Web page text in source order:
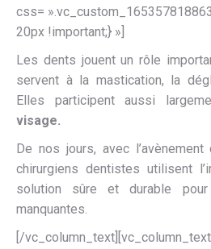
css=
20px !important;} »]
Les dents jouent un rôle
servent à la mastication, la
Elles participent aussi
visage.
De nos jours, avec
chirurgiens dentistes utilisent
solution sûre et durable
manquantes.
[/vc_column_text][vc_column_text